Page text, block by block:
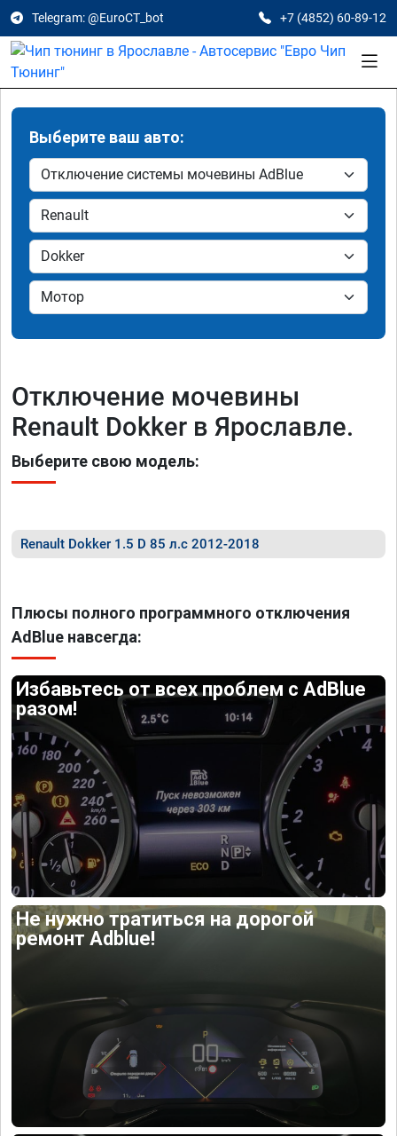
Telegram: @EuroCT_bot +7 (4852) 60-89-12
Выберите ваш авто:
Отключение мочевины
Renault Dokker в Ярославле.
Выберите свою модель:
Renault Dokker 1.5 D 85 л.с 2012-2018
Плюсы полного программного отключения
AdBlue навсегда:
Избавьтесь от всех проблем с AdBlue
разом!
Не нужно тратиться на дорогой
ремонт Adblue!